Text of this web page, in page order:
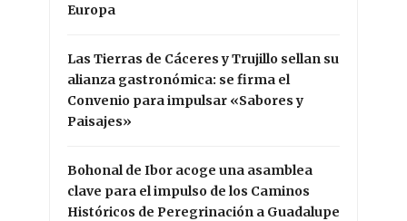
Europa
Las Tierras de Cáceres y Trujillo sellan su
alianza gastronómica: se firma el
Convenio para impulsar «Sabores y
Paisajes»
Bohonal de Ibor acoge una asamblea
clave para el impulso de los Caminos
Históricos de Peregrinación a Guadalupe